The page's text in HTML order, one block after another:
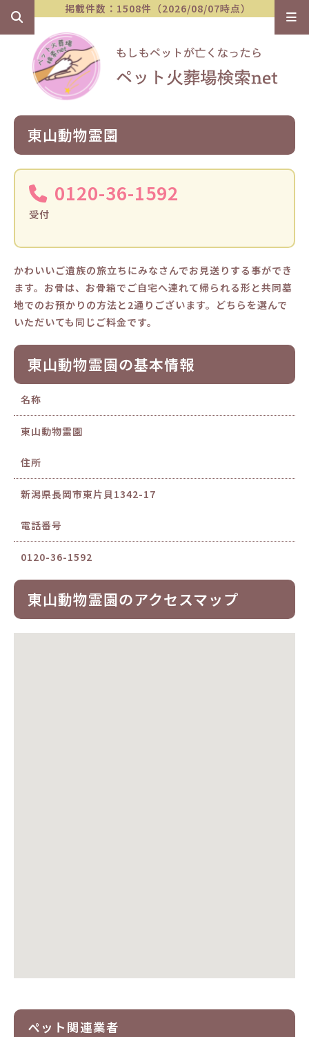
掲載件数：1508件（2026/08/07時点）
東山動物霊園
0120-36-1592
受付
かわいいご遺族の旅立ちにみなさんでお見送りする事ができ
ます。お骨は、お骨箱でご自宅へ連れて帰られる形と共同墓
地でのお預かりの方法と2通りございます。どちらを選んで
いただいても同じご料金です。
東山動物霊園の基本情報
名称
東山動物霊園
住所
新潟県長岡市東片貝1342-17
電話番号
0120-36-1592
東山動物霊園のアクセスマップ
ペット関連業者